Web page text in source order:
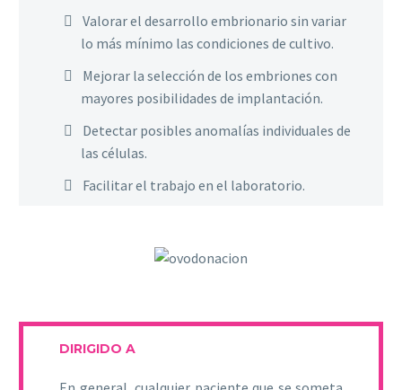
Valorar el desarrollo embrionario sin variar
lo más mínimo las condiciones de cultivo.
Mejorar la selección de los embriones con
mayores posibilidades de implantación.
Detectar posibles anomalías individuales de
las células.
Facilitar el trabajo en el laboratorio.
DIRIGIDO A